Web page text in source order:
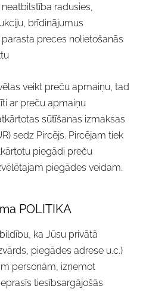
radusies,
brīdinājumus
nolietošanās
veikt preču apmaiņu, tad
ar preču apmaiņu
sūtīšanas izmaksas
sedz Pircējs. Pircējam tiek
piegādi preču
piegādes veidam.
POLITIKA
ka Jūsu privātā
piegādes adrese u.c.)
personām, izņemot
tiesībsargājošās